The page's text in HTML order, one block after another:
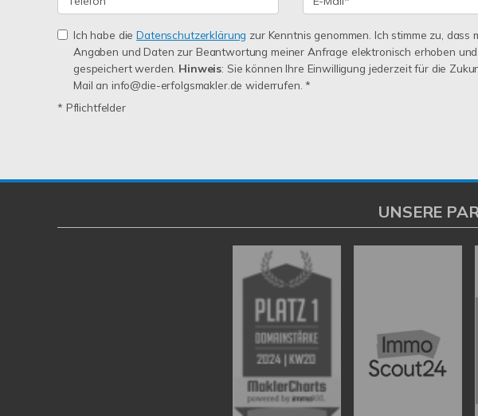
Ich habe dieDatenschutzerklärung zur Kenntnis genommen. Ich stimme zu, dass
Angaben und Daten zur Beantwortung meiner Anfrage elektronisch erhoben und
gespeichert werden. Hinweis: Sie können Ihre Einwilligung jederzeit für die
Mail an info@die-erfolgsmakler.de widerrufen. *
* Pflichtfelder
UNSERE